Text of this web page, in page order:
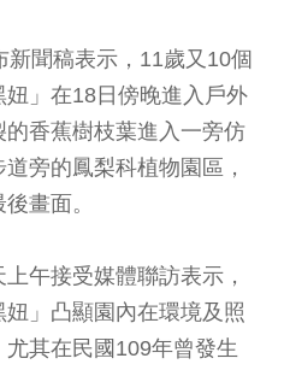
新聞稿表示，11歲又10個
妞」在18日傍晚進入戶外
香蕉樹枝葉進入一旁仿
旁的鳳梨科植物園區，
畫面。
午接受媒體聯訪表示，
」凸顯園內在環境及照
其在民國109年曾發生